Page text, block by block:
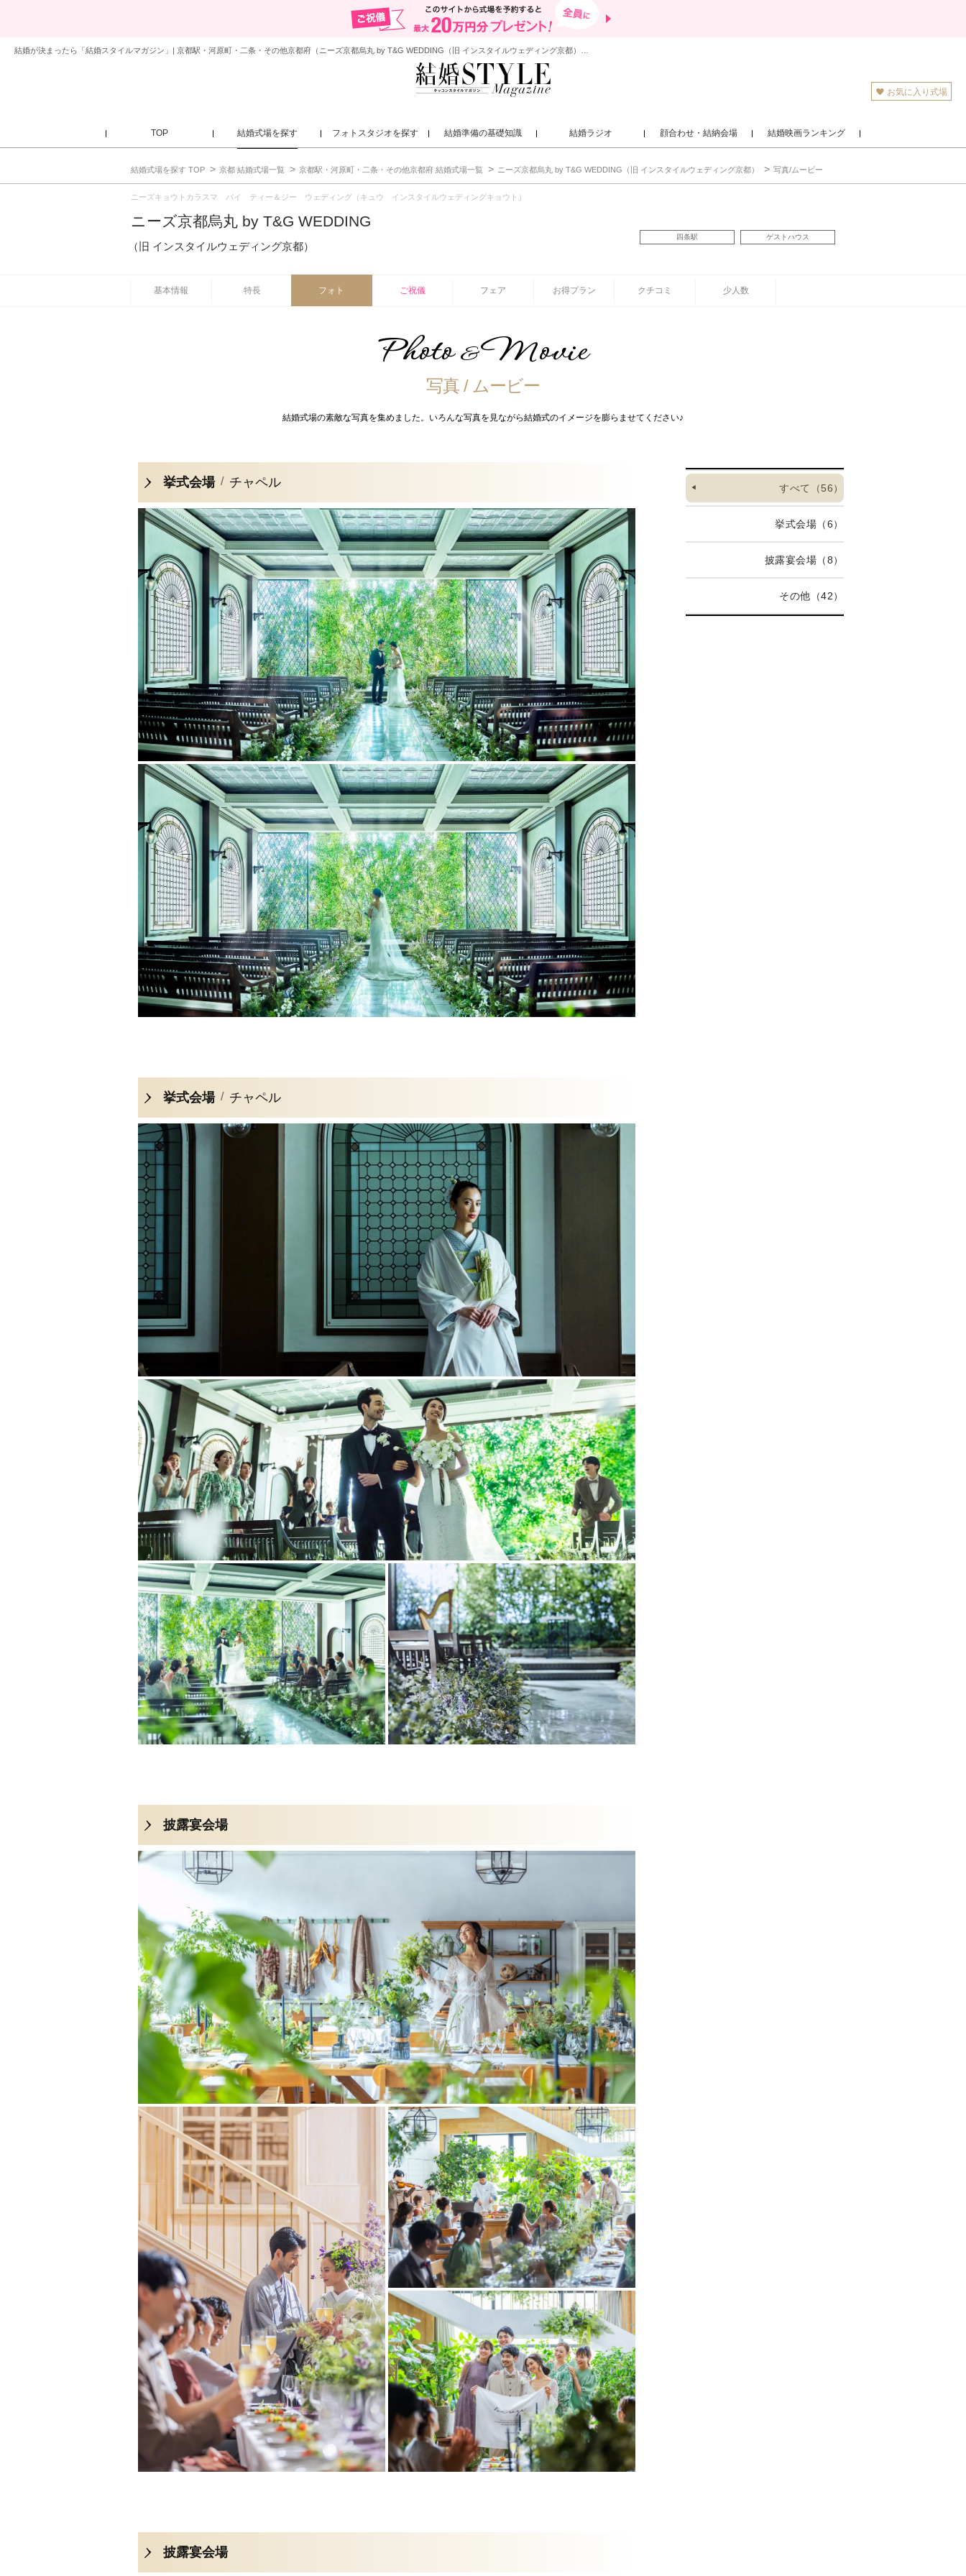
お気に入り式場
TOP 結婚式場を探す フォトスタジオを探す 結婚準備の基礎知識 結婚ラジオ 顔合わせ・結納会場 結婚映画ランキング
結婚式場を探す TOP 京都 結婚式場一覧 京都駅・河原町・二条・その他京都府 結婚式場一覧 ニーズ京都烏丸 by T&G WEDDING（旧 インスタイルウェディング京都） 写真/ムービー
ニーズキョウトカラスマ バイ ティー＆ジー ウェディング（キュウ インスタイルウェディングキョウト）
ニーズ京都烏丸 by T&G WEDDING
（旧 インスタイルウェディング京都）
四条駅 ゲストハウス
基本情報 特長 フォト ご祝儀 フェア お得プラン クチコミ 少人数
Photo&Movie
写真 / ムービー
結婚式場の素敵な写真を集めました。いろんな写真を見ながら結婚式のイメージを膨らませてください♪
すべて （56）
挙式会場 （6）
披露宴会場 （8）
その他 （42）
挙式会場 チャペル
挙式会場 チャペル
披露宴会場
披露宴会場